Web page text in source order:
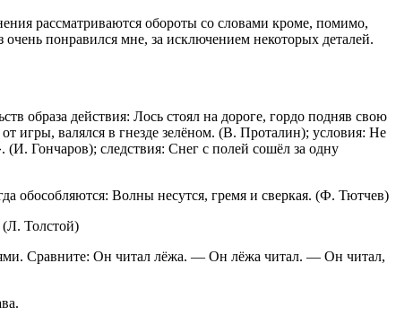
рассматриваются обороты со словами кроме, помимо,
понравился мне, за исключением некоторых деталей.
образа действия: Лось стоял на дороге, гордо подняв свою
игры, валялся в гнезде зелёном. (В. Проталин); условия: Не
Гончаров); следствия: Снег с полей сошёл за одну
обособляются: Волны несутся, гремя и сверкая. (Ф. Тютчев)
(Л. Толстой)
Сравните: Он читал лёжа. — Он лёжа читал. — Он читал,